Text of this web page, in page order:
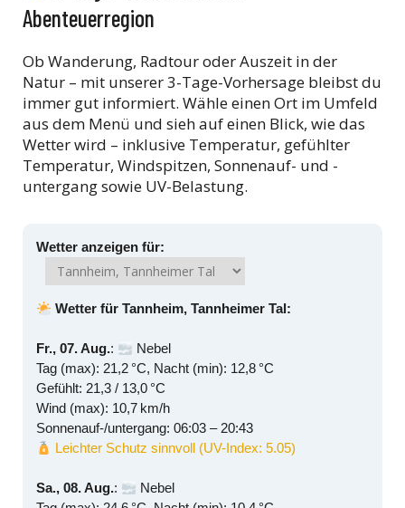
Abenteuerregion
Ob Wanderung, Radtour oder Auszeit in der
Natur – mit unserer 3-Tage-Vorhersage bleibst du
immer gut informiert. Wähle einen Ort im Umfeld
aus dem Menü und sieh auf einen Blick, wie das
Wetter wird – inklusive Temperatur, gefühlter
Temperatur, Windspitzen, Sonnenauf- und -
untergang sowie UV-Belastung.
Wetter anzeigen für:
Wetter für Tannheim, Tannheimer Tal:
Fr., 07. Aug.:
Nebel
Tag (max): 21,2 °C, Nacht (min): 12,8 °C
Gefühlt: 21,3 / 13,0 °C
Wind (max): 10,7 km/h
Sonnenauf-/untergang: 06:03 – 20:43
Leichter Schutz sinnvoll (UV-Index: 5.05)
Sa., 08. Aug.:
Nebel